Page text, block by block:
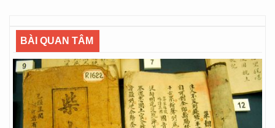
BÀI QUAN TÂM